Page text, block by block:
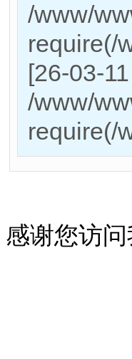
/www/
require(/
[26-03-
/www/
require(/
感谢您访